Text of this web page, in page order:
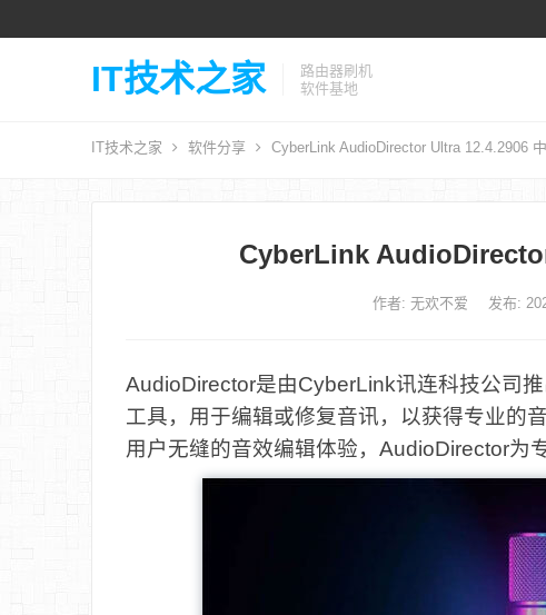
IT技术之家
路由器刷机
软件基地
IT技术之家 软件分享 CyberLink AudioDirector Ultra 12.4.2906
CyberLink
作者: 无欢不爱 发布:
AudioDirector是由CyberLink讯连科技公司
工具，用于编辑或修复音讯，以获得专业的
用户无缝的音效编辑体验，AudioDirector为